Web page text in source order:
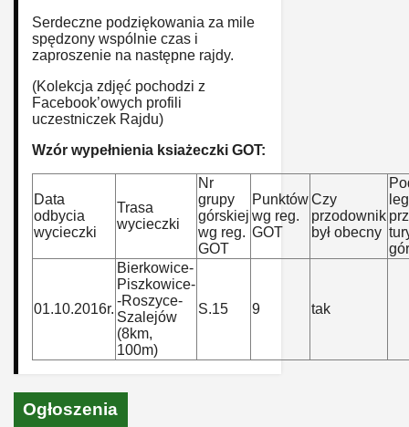
Serdeczne podziękowania za mile
spędzony wspólnie czas i
zaproszenie na następne rajdy.
(Kolekcja zdjęć pochodzi z
Facebook’owych profili
uczestniczek Rajdu)
Wzór wypełnienia ksiażeczki GOT:
Data
odbycia
wycieczki
Trasa
wycieczki
Nr
grupy
górskiej
wg reg.
GOT
Punktów
wg reg.
GOT
Czy
przodownik
był obecny
01.10.2016r.
Bierkowice-
Piszkowice-
-Roszyce-
Szalejów
(8km,
100m)
S.15 9 tak
Ogłoszenia